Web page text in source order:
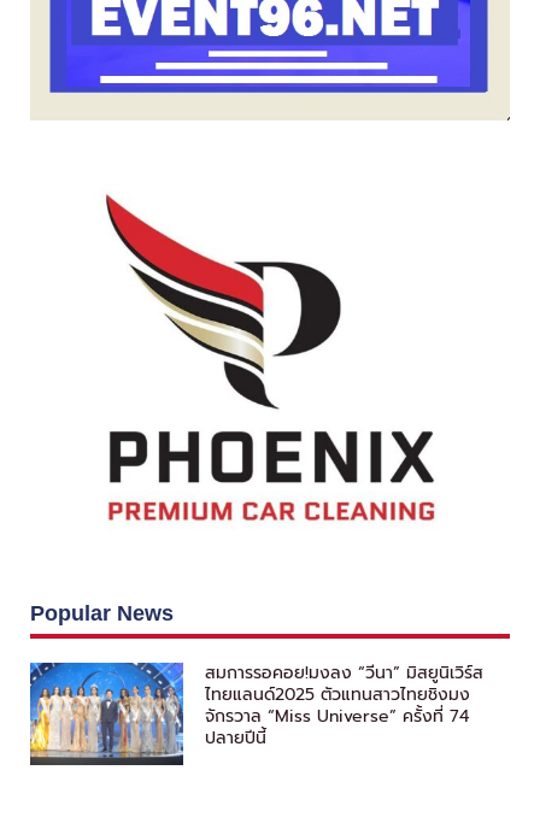
Popular News
สมการรอคอย!มงลง “วีนา” มิสยูนิเวิร์ส
ไทยแลนด์2025 ตัวแทนสาวไทยชิงมง
จักรวาล “Miss Universe” ครั้งที่ 74
ปลายปีนี้